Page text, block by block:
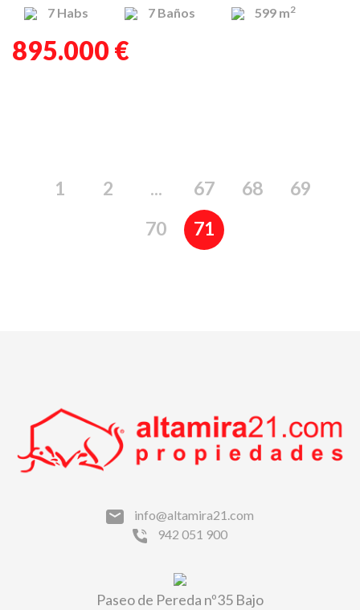
7 Habs 7 Baños 599 m2
895.000 €
1 2 ... 67 68
69
70
71
info@altamira21.com
942 051 900
Paseo de Pereda nº35 Bajo